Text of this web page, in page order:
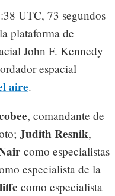
UTC, 73 segundos
plataforma de
John F. Kennedy
espacial
aire.
, comandante de
Judith Resnik,
como especialistas
especialista de la
como especialista